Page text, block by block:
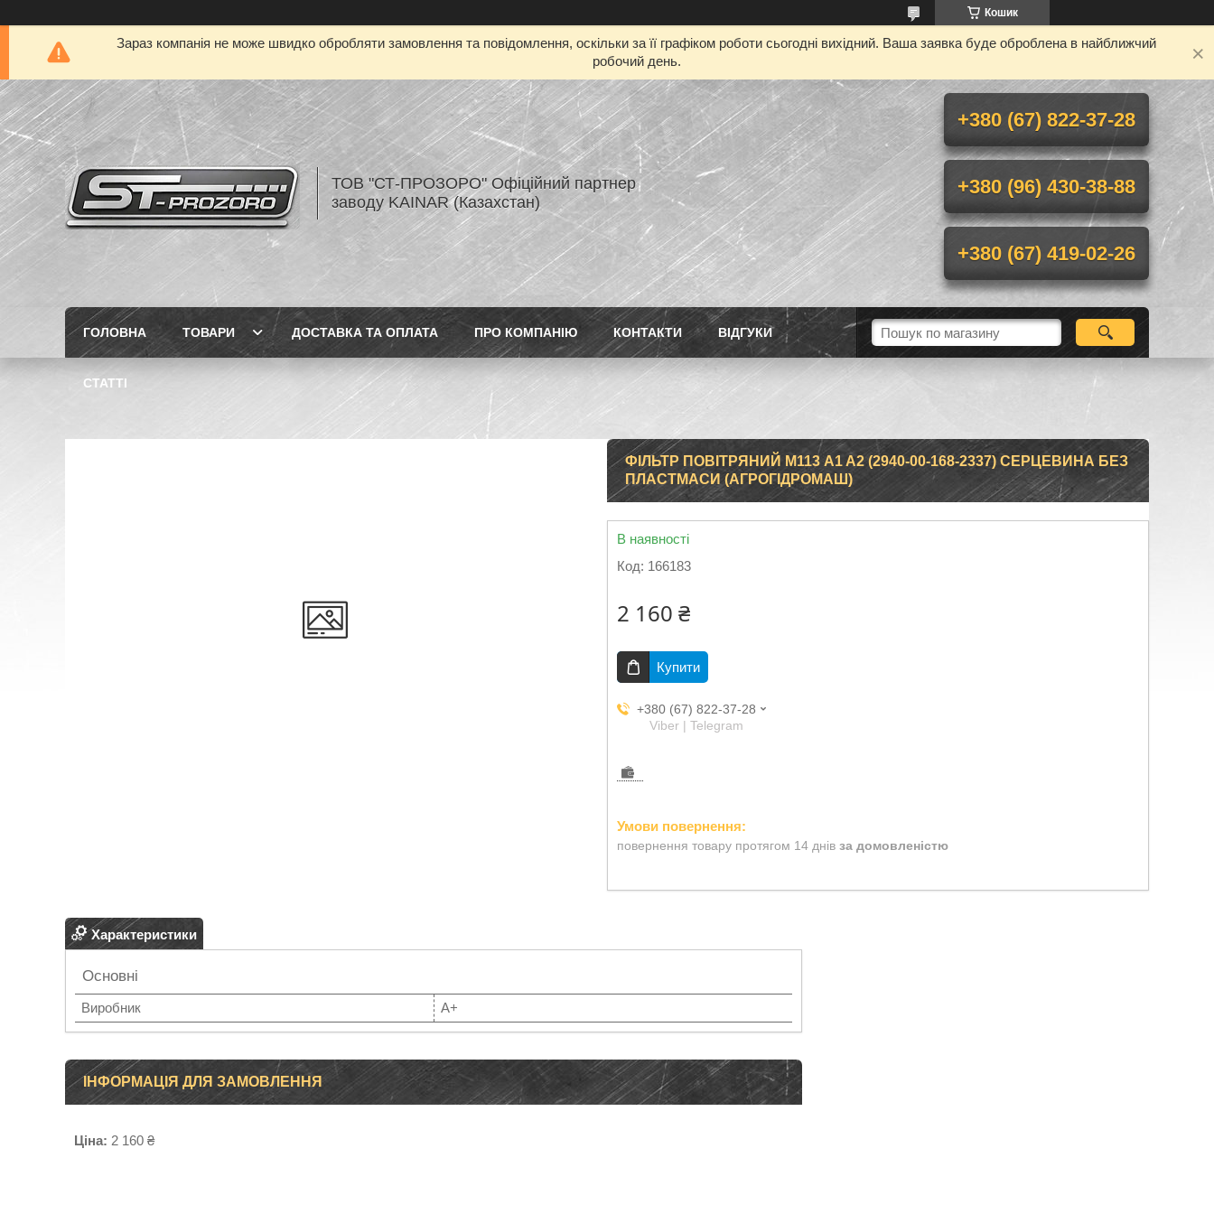
Кошик
Зараз компанія не може швидко обробляти замовлення та повідомлення, оскільки за її графіком роботи сьогодні вихідний. Ваша заявка буде оброблена в найближчий
робочий день.
ТОВ "СТ-ПРОЗОРО" Офіційний партнер
заводу KAINAR (Казахстан)
+380 (67) 822-37-28
+380 (96) 430-38-88
+380 (67) 419-02-26
ГОЛОВНА ТОВАРИ ДОСТАВКА ТА ОПЛАТА ПРО КОМПАНІЮ КОНТАКТИ ВІДГУКИ
СТАТТІ
ФІЛЬТР ПОВІТРЯНИЙ М113 A1 A2 (2940-00-168-2337) СЕРЦЕВИНА БЕЗ
ПЛАСТМАСИ (АГРОГІДРОМАШ)
В наявності
Код: 166183
2 160 ₴
Купити
+380 (67) 822-37-28
Viber | Telegram
повернення товару протягом 14 днів за домовленістю
Характеристики
Основні
Виробник A+
ІНФОРМАЦІЯ ДЛЯ ЗАМОВЛЕННЯ
Ціна: 2 160 ₴